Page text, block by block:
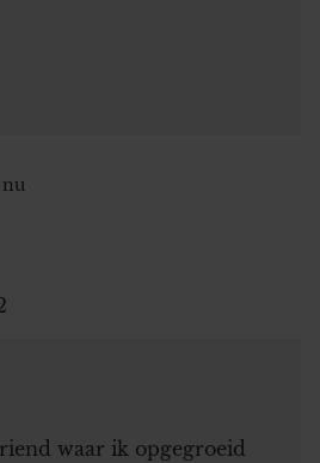
waar ik opgegroeid